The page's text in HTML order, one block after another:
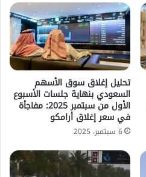
تحليل إغلاق سوق الأسهم
السعودي بنهاية جلسات الأسبوع
الأول من سبتمبر 2025: مفاجأة
في سعر إغلاق أرامكو
6 سبتمبر، 2025